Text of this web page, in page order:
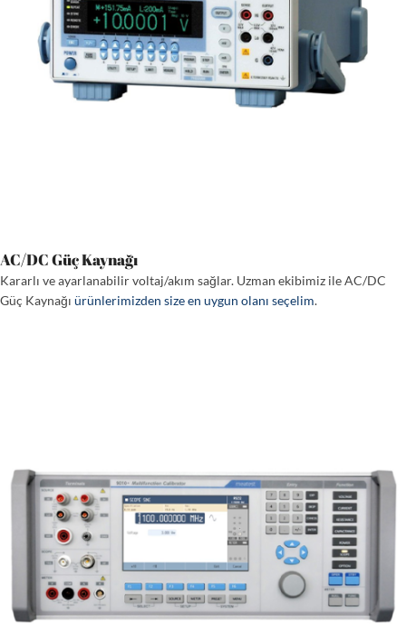
AC/DC Güç Kaynağı
Kararlı ve ayarlanabilir voltaj/akım sağlar. Uzman ekibimiz ile AC/DC
Güç Kaynağı ürünlerimizden size en uygun olanı seçelim.